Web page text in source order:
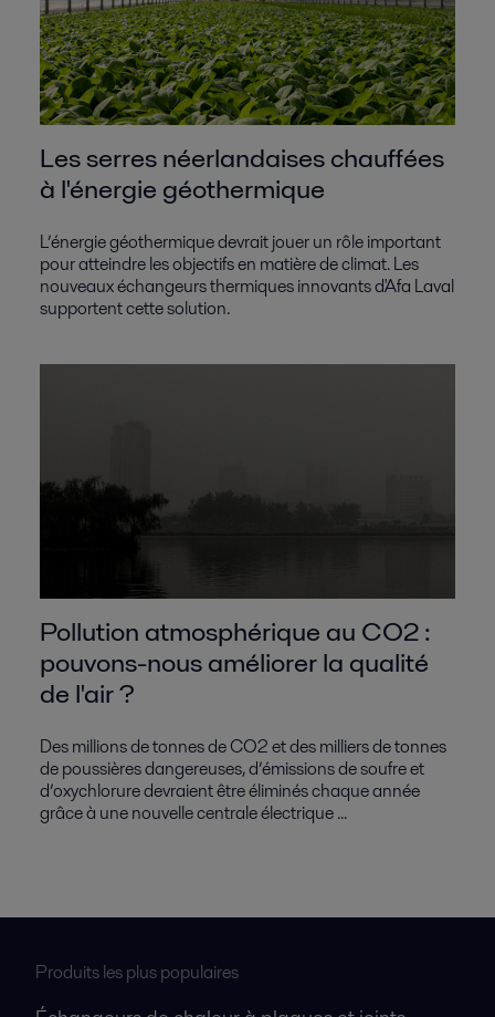
Les serres néerlandaises chauffées
à l'énergie géothermique
L’énergie géothermique devrait jouer un rôle important
pour atteindre les objectifs en matière de climat. Les
nouveaux échangeurs thermiques innovants d'Afa Laval
supportent cette solution.
Pollution atmosphérique au CO2 :
pouvons-nous améliorer la qualité
de l'air ?
Des millions de tonnes de CO2 et des milliers de tonnes
de poussières dangereuses, d’émissions de soufre et
d’oxychlorure devraient être éliminés chaque année
grâce à une nouvelle centrale électrique ...
Produits les plus populaires